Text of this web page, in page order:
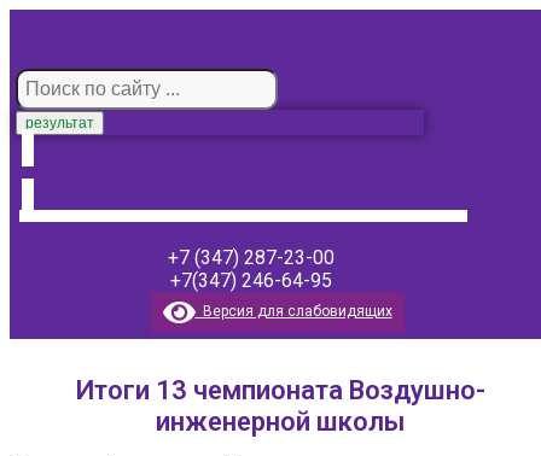
результат
+7 (347) 287-23-00
+7(347) 246-64-95
Версия для слабовидящих
Итоги 13 чемпионата Воздушно-
инженерной школы